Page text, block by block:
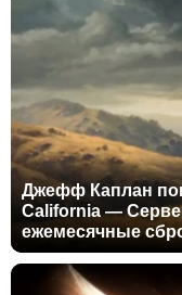
Джефф Каплан
California —
ежемесячные